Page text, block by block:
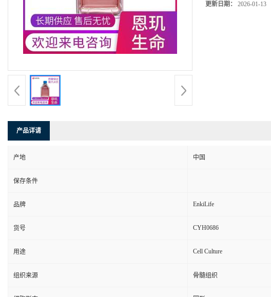
更新日期： 2026-01-13
产品详请
产地 中国
保存条件
品牌 EnkiLife
货号 CYH0686
用途 Cell Culture
组织来源 骨髓组织